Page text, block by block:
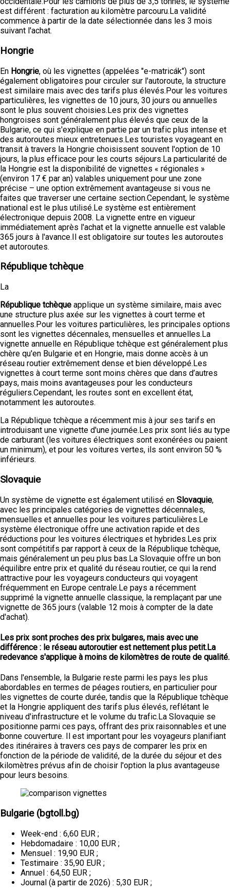
est différent : facturation au kilomètre parcouru.La validité
commence à partir de la date sélectionnée dans les 3 mois
suivant l'achat.
Hongrie
En Hongrie, où les vignettes (appelées "e-matricák") sont
également obligatoires pour circuler sur l'autoroute, la structure
est similaire mais avec des tarifs plus élevés.Pour les voitures
particulières, les vignettes de 10 jours, 30 jours ou annuelles
sont le plus souvent choisies.Les prix des vignettes
hongroises sont généralement plus élevés que ceux de la
Bulgarie, ce qui s'explique en partie par un trafic plus intense et
des autoroutes mieux entretenues.Les touristes voyageant en
transit à travers la Hongrie choisissent souvent l'option de 10
jours, la plus efficace pour les courts séjours.La particularité de
la Hongrie est la disponibilité de vignettes « régionales »
(environ 17 € par an) valables uniquement pour une zone
précise – une option extrêmement avantageuse si vous ne
faites que traverser une certaine section.Cependant, le système
national est le plus utilisé.Le système est entièrement
électronique depuis 2008. La vignette entre en vigueur
immédiatement après l'achat et la vignette annuelle est valable
365 jours à l'avance.Il est obligatoire sur toutes les autoroutes
et autoroutes.
République tchèque
La
République tchèque applique un système similaire, mais avec
une structure plus axée sur les vignettes à court terme et
annuelles.Pour les voitures particulières, les principales options
sont les vignettes décennales, mensuelles et annuelles.La
vignette annuelle en République tchèque est généralement plus
chère qu'en Bulgarie et en Hongrie, mais donne accès à un
réseau routier extrêmement dense et bien développé.Les
vignettes à court terme sont moins chères que dans d’autres
pays, mais moins avantageuses pour les conducteurs
réguliers.Cependant, les routes sont en excellent état,
notamment les autoroutes.
La République tchèque a récemment mis à jour ses tarifs en
introduisant une vignette d'une journée.Les prix sont liés au type
de carburant (les voitures électriques sont exonérées ou paient
un minimum), et pour les voitures vertes, ils sont environ 50 %
inférieurs.
Slovaquie
Un système de vignette est également utilisé en Slovaquie,
avec les principales catégories de vignettes décennales,
mensuelles et annuelles pour les voitures particulières.Le
système électronique offre une activation rapide et des
réductions pour les voitures électriques et hybrides.Les prix
sont compétitifs par rapport à ceux de la République tchèque,
mais généralement un peu plus bas.La Slovaquie offre un bon
équilibre entre prix et qualité du réseau routier, ce qui la rend
attractive pour les voyageurs.conducteurs qui voyagent
fréquemment en Europe centrale.Le pays a récemment
supprimé la vignette annuelle classique, la remplaçant par une
vignette de 365 jours (valable 12 mois à compter de la date
d'achat).
Les prix sont proches des prix bulgares, mais avec une
différence : le réseau autoroutier est nettement plus petit.La
redevance s'applique à moins de kilomètres de route de qualité.
Dans l'ensemble, la Bulgarie reste parmi les pays les plus
abordables en termes de péages routiers, en particulier pour
les vignettes de courte durée, tandis que la République tchèque
et la Hongrie appliquent des tarifs plus élevés, reflétant le
niveau d'infrastructure et le volume du trafic.La Slovaquie se
positionne parmi ces pays, offrant des prix raisonnables et une
bonne couverture. Il est important pour les voyageurs planifiant
des itinéraires à travers ces pays de comparer les prix en
fonction de la période de validité, de la durée du séjour et des
kilomètres prévus afin de choisir l'option la plus avantageuse
pour leurs besoins.
Bulgarie (bgtoll.bg)
Week-end : 6,60 EUR ;
Hebdomadaire : 10,00 EUR ;
Mensuel : 19,90 EUR ;
Testimaire : 35,90 EUR ;
Annuel : 64,50 EUR ;
Journal (à partir de 2026) : 5,30 EUR ;